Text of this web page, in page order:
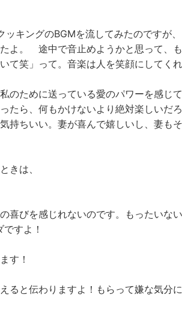
キングのBGMを流してみたのですが、
よ。 途中で音止めようかと思って、も
て笑」って。音楽は人を笑顔にしてくれ
のために送っている愛のパワーを感じて
たら、何もかけないより絶対楽しいだろ
持ちいい。妻が喜んで嬉しいし、妻もそ
きは、
喜びを感じれないのです。もったいない
すよ！
す！
ると伝わりますよ！もらって嫌な気分に